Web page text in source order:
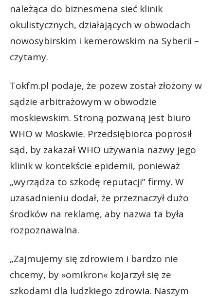
należąca do biznesmena sieć klinik
okulistycznych, działających w obwodach
nowosybirskim i kemerowskim na Syberii –
czytamy.
Tokfm.pl podaje, że pozew został złożony w
sądzie arbitrażowym w obwodzie
moskiewskim. Stroną pozwaną jest biuro
WHO w Moskwie. Przedsiębiorca poprosił
sąd, by zakazał WHO używania nazwy jego
klinik w kontekście epidemii, ponieważ
„wyrządza to szkodę reputacji” firmy. W
uzasadnieniu dodał, że przeznaczył dużo
środków na reklamę, aby nazwa ta była
rozpoznawalna.
„Zajmujemy się zdrowiem i bardzo nie
chcemy, by »omikron« kojarzył się ze
szkodami dla ludzkiego zdrowia. Naszym